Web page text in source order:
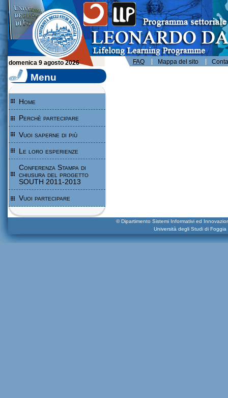
Leonardo da Vinci - Programma per l'apprendimento permanente - Università degli Studi di Foggia
domenica 9 agosto 2026 FAQ Mappa del sito
Menu
Home
Perchè partecipare
Vuoi saperne di più
Le loro esperienze
Conferenza Stampa di
chiusura del progetto
SOUTH 2011-2013
Vuoi partecipare
© Dipartimento Sistemi Informativi ed
Università degli Studi di